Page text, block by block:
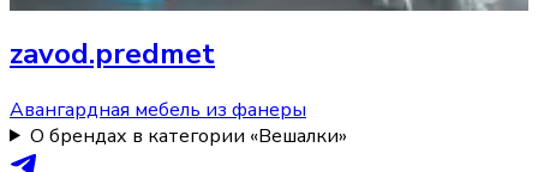
zavod.predmet
Авангардная мебель из фанеры
О брендах в категории «Вешалки»